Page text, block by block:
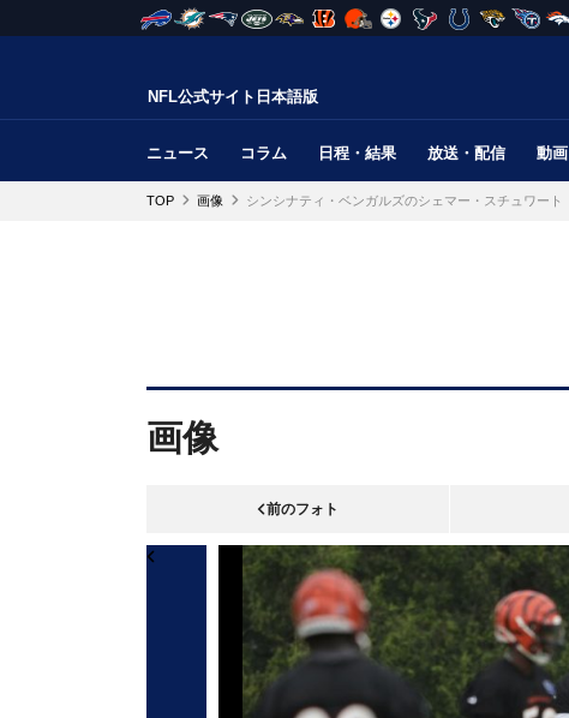
NFL公式サイト日本語版
ニュース コラム 日程・結果 放送・配信 動画
TOP 画像 シンシナティ・ベンガルズのシェマー・スチュワート
画像
前のフォト